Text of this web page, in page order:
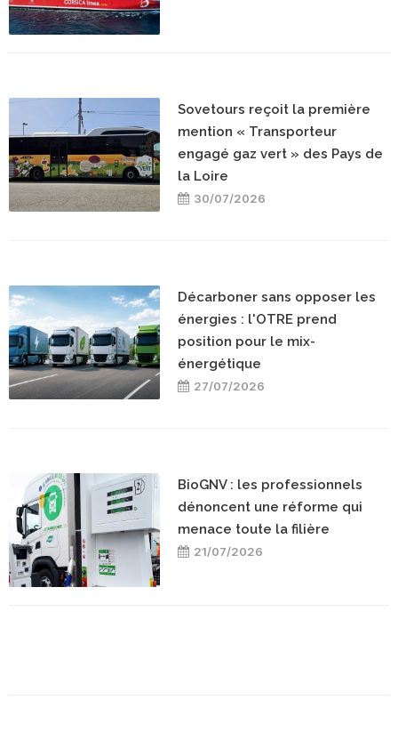
Sovetours reçoit la première
mention « Transporteur
engagé gaz vert » des Pays de
la Loire
30/07/2026
Décarboner sans opposer les
énergies : l'OTRE prend
position pour le mix-
énergétique
27/07/2026
BioGNV : les professionnels
dénoncent une réforme qui
menace toute la filière
21/07/2026